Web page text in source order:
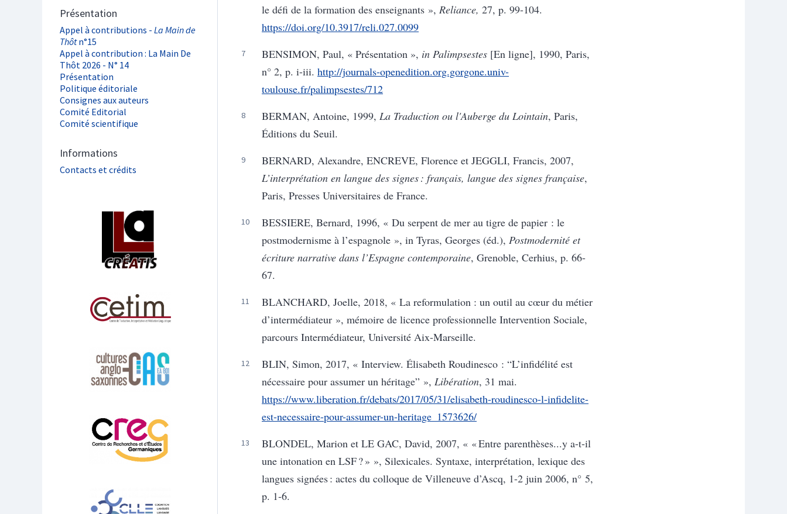
Présentation
Appel à contributions - La Main de
Thôtn°15
Appel à contribution : La Main De
Thôt 2026 - N° 14
Présentation
Politique éditoriale
Consignes aux auteurs
Comité Editorial
Comité scientifique
Informations
Contacts et crédits
Affiliations/partenaires
le défi de la formation des enseignants », Reliance, 27, p. 99-104.
https://doi.org/10.3917/reli.027.0099
BENSIMON, Paul, « Présentation », in Palimpsestes [En ligne], 1990, Paris,
n° 2, p. i-iii. http://journals-openedition.org.gorgone.univ-
toulouse.fr/palimpsestes/712
BERMAN, Antoine, 1999, La Traduction ou l'Auberge du Lointain, Paris,
Éditions du Seuil.
BERNARD, Alexandre, ENCREVE, Florence et JEGGLI, Francis, 2007,
L’interprétation en langue des signes : français, langue des signes française,
Paris, Presses Universitaires de France.
BESSIERE, Bernard, 1996, « Du serpent de mer au tigre de papier : le
postmodernisme à l’espagnole », in Tyras, Georges (éd.), Postmodernité et
écriture narrative dans l’Espagne contemporaine, Grenoble, Cerhius, p. 66-
67.
BLANCHARD, Joelle, 2018, « La reformulation : un outil au cœur du métier
d’intermédiateur », mémoire de licence professionnelle Intervention Sociale,
parcours Intermédiateur, Université Aix-Marseille.
BLIN, Simon, 2017, « Interview. Élisabeth Roudinesco : “L’infidélité est
nécessaire pour assumer un héritage” », Libération, 31 mai.
https://www.liberation.fr/debats/2017/05/31/elisabeth-roudinesco-l-infidelite-
est-necessaire-pour-assumer-un-heritage_1573626/
BLONDEL, Marion et LE GAC, David, 2007, « « Entre parenthèses...y a-t-il
une intonation en LSF ? » », Silexicales. Syntaxe, interprétation, lexique des
langues signées : actes du colloque de Villeneuve d’Ascq, 1-2 juin 2006, n° 5,
p. 1‑6.